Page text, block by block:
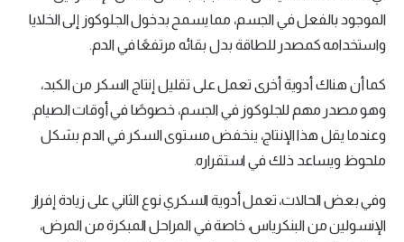
الموجود بالفعل في الجسم، مما يسمح بدخول الجلوكوز إلى الخلايا
واستخدامه كمصدر للطاقة بدل بقائه مرتفعًا في الدم.
كما أن هناك أدوية أخرى تعمل على تقليل إنتاج السكر من الكبد،
وهو مصدر مهم للجلوكوز في الجسم، خصوصًا في أوقات الصيام.
وعندما يقل هذا الإنتاج، ينخفض مستوى السكر في الدم بشكل
ملحوظ ويساعد ذلك في استقراره.
وفي بعض الحالات، تعمل أدوية السكري نوع الثاني على زيادة إفراز
الإنسولين من البنكرياس، خاصة في المراحل المبكرة من المرض،